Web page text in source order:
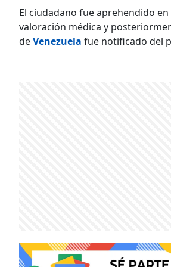
El ciudadano fue aprehendido
valoración médica y
deVenezuela fue notificado del